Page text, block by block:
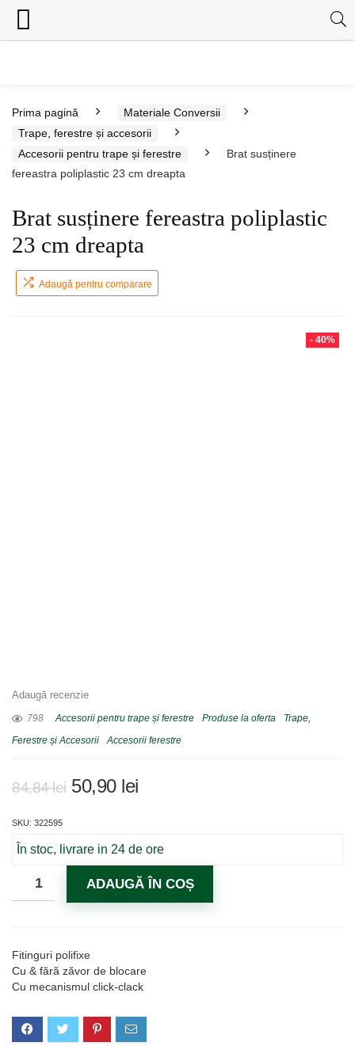
Prima pagină
Materiale Conversii
Trape, ferestre și accesorii
Accesorii pentru trape și ferestre
Brat susținere
fereastra poliplastic 23 cm dreapta
Brat susținere fereastra poliplastic
23 cm dreapta
Adaugă pentru comparare
- 40%
Adaugă recenzie
798 Accesorii pentru trape și ferestre Produse la oferta
Trape,
Ferestre și Accesorii
Accesorii ferestre
84,84lei Prețul
fost:
84,84 lei.
50,90 leiPrețul
50,90 lei.
SKU: 322595
În stoc, livrare in 24 de ore
ADAUGĂ ÎN COȘ
Fitinguri polifixe
Cu & fără zăvor de blocare
Cu mecanismul click-clack